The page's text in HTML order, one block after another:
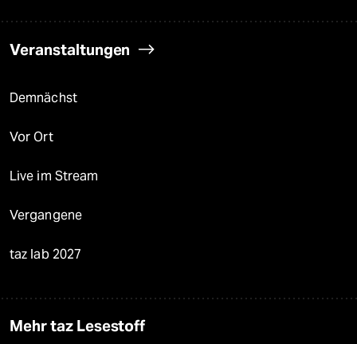
Veranstaltungen
Demnächst
Vor Ort
Live im Stream
Vergangene
taz lab 2027
Mehr taz Lesestoff